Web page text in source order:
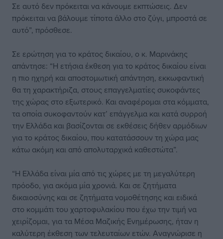
Σε αυτό δεν πρόκειται να κάνουμε εκπτώσεις. Δεν
πρόκειται να βάλουμε τίποτα άλλο στο ζύγι, μπροστά σε
αυτό”, πρόσθεσε.
Σε ερώτηση για το κράτος δικαίου, ο κ. Μαρινάκης
απάντησε: “Η ετήσια έκθεση για το κράτος δικαίου είναι
η πιο ηχηρή και αποστομωτική απάντηση, εκκωφαντική
θα τη χαρακτήριζα, στους επαγγελματίες συκοφάντες
της χώρας στο εξωτερικό. Και αναφέρομαι στα κόμματα,
τα οποία συκοφαντούν κατ’ επάγγελμα και κατά συρροή
την Ελλάδα και βασίζονται σε εκθέσεις δήθεν αρμόδιων
για το κράτος δικαίου, που κατατάσσουν τη χώρα μας
κάτω ακόμη και από απολυταρχικά καθεστώτα”.
“Η Ελλάδα είναι μία από τις χώρες με τη μεγαλύτερη
πρόοδο, για ακόμα μία χρονιά. Και σε ζητήματα
δικαιοσύνης και σε ζητήματα νομοθέτησης και ειδικά
στο κομμάτι του χαρτοφυλακίου που έχω την τιμή να
χειρίζομαι, για τα Μέσα Μαζικής Ενημέρωσης, ήταν η
καλύτερη έκθεση των τελευταίων ετών. Αναγνώρισε η